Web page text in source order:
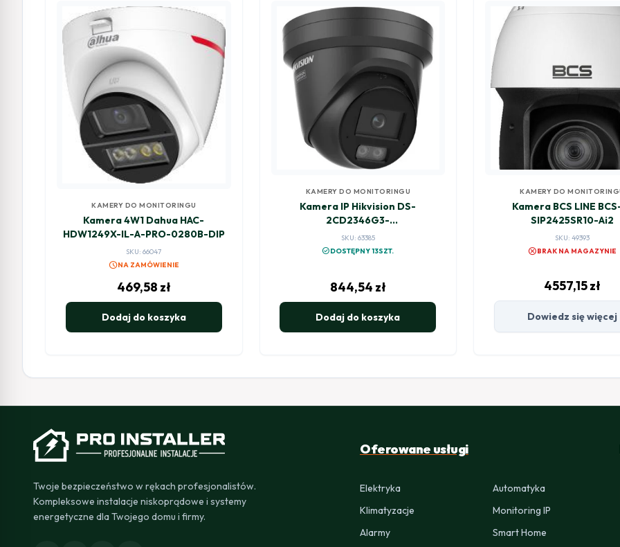
KAMERY DO MONITORINGU
Kamera 4W1 Dahua HAC-
HDW1249X-IL-A-PRO-0280B-DIP
SKU: 66047
scheduleNA ZAMÓWIENIE
469,58 zł
Dodaj do koszyka
KAMERY DO MONITORINGU
Kamera IP Hikvision DS-
2CD2346G3-
IZ2UY(2.8/4mm)/BLACK
SKU: 63385
check_circleDOSTĘPNY 13SZT.
844,54 zł
Dodaj do koszyka
KAMERY DO
Kamera BCS LINE
SIP2425SR10-Ai2
SKU: 49393
cancelBRAK NA MAGAZYNIE
4557,15zł
Dowiedz się więcej
Twoje bezpieczeństwo w rękach profesjonalistów.
Kompleksowe instalacje niskoprądowe i systemy
energetyczne dla Twojego domu i firmy.
Oferowane usługi
Elektryka
Automatyka
Klimatyzacje
Monitoring IP
Alarmy
Smart Home